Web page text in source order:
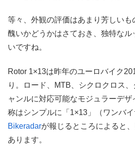
等々、外観の評価はあまり芳しいも
醜いかどうかはさておき、独特なル
いですね。
Rotor 1×13は昨年のユーロバイク
り。ロード、MTB、シクロクロス
ャンルに対応可能なモジュラーデザ
称はシンプルに「1×13」（ワンバイ
Bikeradarが報じるところによると
あります。